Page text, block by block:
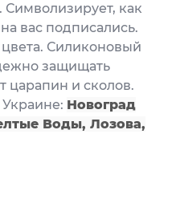
Символизирует, как
вас подписались.
Силиконовый
защищать
царапин и сколов.
Новоград
Воды, Лозова,